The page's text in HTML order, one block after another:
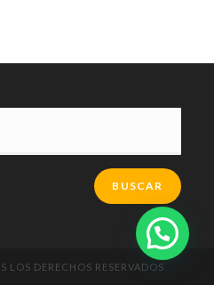
BUSCAR
DERECHOS RESERVADOS